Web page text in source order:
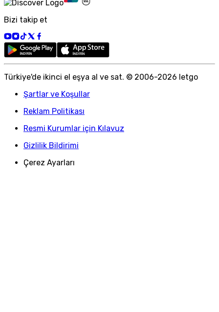
Bizi takip et
Türkiye'de ikinci el eşya al ve sat. © 2006-2026 letgo
Şartlar ve Koşullar
Reklam Politikası
Resmi Kurumlar için Kılavuz
Gizlilik Bildirimi
Çerez Ayarları